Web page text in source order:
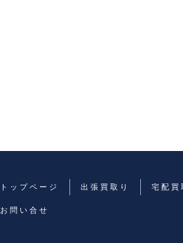
トップページ 出張買取り 宅配買
お問い合せ